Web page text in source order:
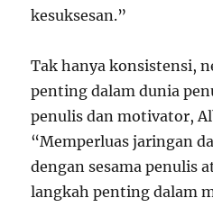
kesuksesan.”
Tak hanya konsistensi,
penting dalam dunia
penulis dan motivator,
“Memperluas jaringan
dengan sesama penulis
langkah penting dalam